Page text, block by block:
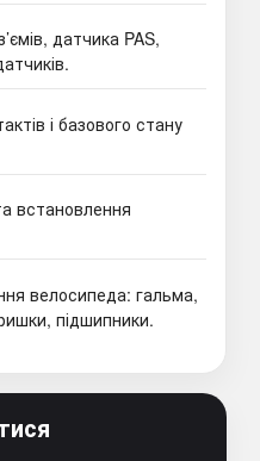
датчика PAS,
і базового стану
встановлення
велосипеда: гальма,
підшипники.